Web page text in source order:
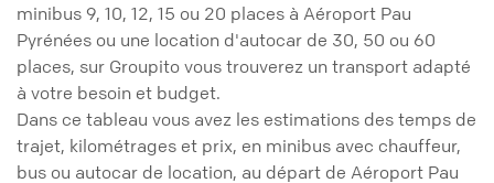
minibus 9, 10, 12, 15 ou 20 places à Aéroport Pau
Pyrénées ou une location d'autocar de 30, 50 ou 60
places, sur Groupito vous trouverez un transport adapté
à votre besoin et budget.
Dans ce tableau vous avez les estimations des temps de
trajet, kilométrages et prix, en minibus avec chauffeur,
bus ou autocar de location, au départ de Aéroport Pau